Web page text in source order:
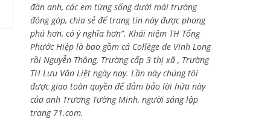
đàn anh, các em từng sống dưới mái trường
đóng góp, chia sẻ để trang tin này được phong
phú hơn, có ý nghĩa hơn”. Khái niệm TH Tống
Phước Hiệp là bao gồm cả Collège de Vinh Long
rồi Nguyễn Thông, Trường cấp 3 thị xã , Trường
TH Lưu Văn Liệt ngày nay. Lần này chúng tôi
được giao toàn quyền để đảm bảo lời hứa này
của anh Trương Tường Minh, người sáng lập
trang 71.com.